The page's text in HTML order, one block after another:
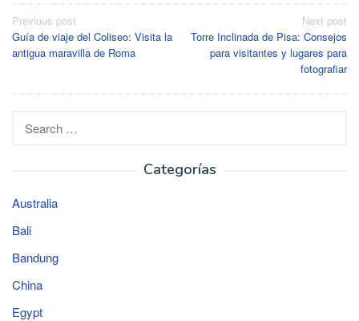
Post
navigation
Previous post
Guía de viaje del Coliseo: Visita la
antigua maravilla de Roma
Next post
Torre Inclinada de Pisa: Consejos
para visitantes y lugares para
fotografiar
Categorías
Australia
Bali
Bandung
China
Egypt